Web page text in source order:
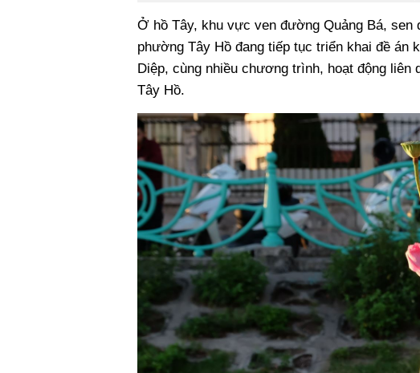
Ở hồ Tây, khu vực ven đường Quảng Bá,
phường Tây Hồ đang tiếp tục triển khai đề án
Diệp, cùng nhiều chương trình, hoạt động
Tây Hồ.